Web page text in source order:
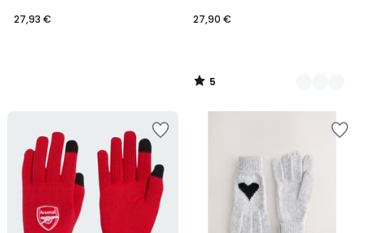
27,93 €
27,90 €
5
/